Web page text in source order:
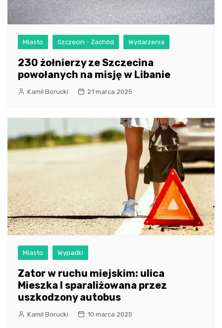
Miasto Szczecin - Zachód Wydarzenia
230 żołnierzy ze Szczecina
powołanych na misję w Libanie
Kamil Borucki 21 marca 2025
Miasto Wypadki
Zator w ruchu miejskim: ulica
Mieszka I sparaliżowana przez
uszkodzony autobus
Kamil Borucki 10 marca 2025